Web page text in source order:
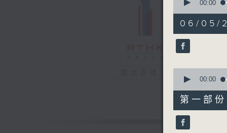
seconds
hour,
39
minutes,
38
90%
00:00
06/05/
seconds
49
minutes,
40
seconds
90%
00:00
第一部